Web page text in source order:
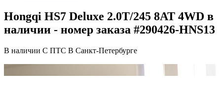
Hongqi HS7 Deluxe 2.0T/245 8AT 4WD в
наличии - номер заказа #290426-HNS13
В наличии С ПТС В Санкт-Петербурге